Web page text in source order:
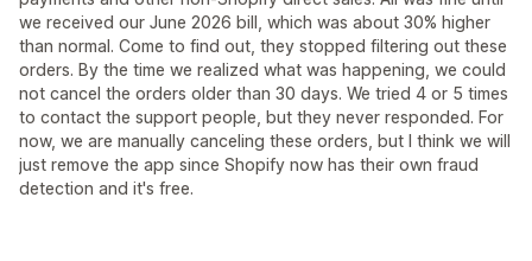
we received our June 2026 bill, which was about 30% higher
than normal. Come to find out, they stopped filtering out these
orders. By the time we realized what was happening, we could
not cancel the orders older than 30 days. We tried 4 or 5 times
to contact the support people, but they never responded. For
now, we are manually canceling these orders, but I think we will
just remove the app since Shopify now has their own fraud
detection and it's free.